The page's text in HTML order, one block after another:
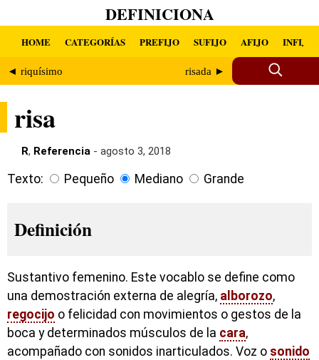
DEFINICIONA
HOME CATEGORÍAS PREFIJO SUFIJO AFIJO INFIJO
◄ riquísimo risada ►
risa
R, Referencia - agosto 3, 2018
Texto: Pequeño Mediano Grande
Definición
Sustantivo femenino. Este vocablo se define como
una demostración externa de alegría, alborozo,
regocijo o felicidad con movimientos o gestos de la
boca y determinados músculos de la cara,
acompañado con sonidos inarticulados. Voz o sonido